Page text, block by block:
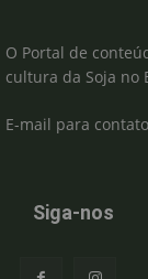
O Portal de
cultura da Soja no
E-mail para
Siga-nos